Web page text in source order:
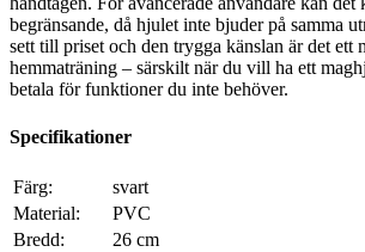
begränsande, då hjulet inte bjuder på samma
sett till priset och den trygga känslan är det ett
hemmaträning – särskilt när du vill ha ett
betala för funktioner du inte behöver.
Specifikationer
Färg:
svart
Material:
PVC
Bredd:
26 cm